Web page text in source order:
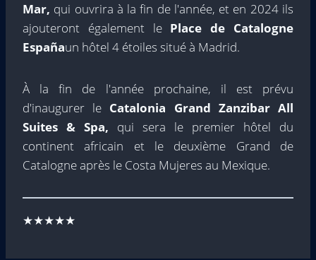
Mar, qui ouvrira à la fin de l'année, et en 2024 ils
ajouteront également lePlace de Catalogne
Españaun hôtel 4 étoiles situé à Madrid.
À la fin de l'année prochaine, il est prévu
d'inaugurer le Catalonia Grand Zanzibar All
Suites & Spa, qui sera le premier hôtel du
continent africain et le deuxième Grand de
Catalogne après le Costa Mujeres au Mexique.
★★★★★